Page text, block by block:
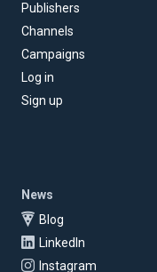
Publishers
Channels
Campaigns
Log in
Sign up
News
Blog
LinkedIn
Instagram